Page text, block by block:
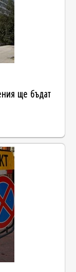
ще бъдат